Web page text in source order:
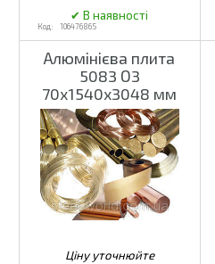
106476865
Алюмінієва плита
5083 О3
70х1540х3048 мм